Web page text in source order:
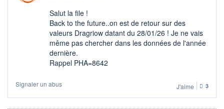
Salut la file !
Back to the future..on est de retour sur des
valeurs Dragriow datant du 28/01/26 ! Je ne vais
même pas chercher dans les données de l'année
dernière.
Rappel PHA=8642
Signaler un abus J'aime 3